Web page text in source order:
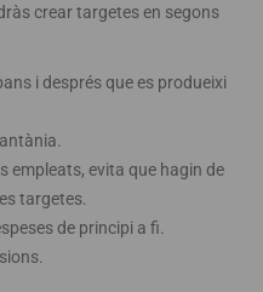
crear targetes en segons
i després que es produeixi
empleats, evita que hagin de
targetes.
de principi a fi.